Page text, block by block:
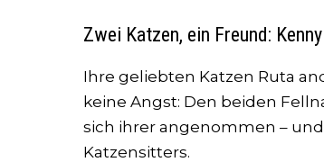
Zwei Katzen, ein Freund:
Ihre geliebten Katzen Ruta
keine Angst: Den beiden
sich ihrer angenommen –
Katzensitters.